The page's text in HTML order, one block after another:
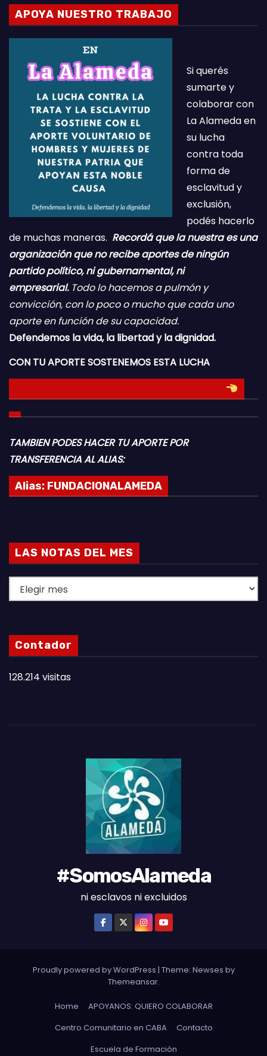
APOYA NUESTRO TRABAJO
Si querés
sumarte y
colaborar con
La Alameda en
su lucha
contra toda
forma de
esclavitud y
exclusión,
podés hacerlo
de muchas maneras. Recordá que la nuestra es una
organización que no recibe aportes de ningún
partido político, ni gubernamental, ni
empresarial.Todo lo hacemos a pulmón y
convicción, con lo poco o mucho que cada uno
aporte en función de su capacidad.
Defendemos la vida, la libertad y la dignidad.
CON TU APORTE SOSTENEMOS ESTA LUCHA
TAMBIEN PODES HACER TU APORTE POR
TRANSFERENCIA AL ALIAS:
Alias: FUNDACIONALAMEDA
LAS NOTAS DEL MES
A
N
O
A
Contador
128.214 visitas
#SomosAlameda
ni esclavos ni excluidos
Proudly powered by WordPress | Theme: Newses by
Themeansar.
Home
APOYANOS: QUIERO COLABORAR
Centro Comunitario en CABA
Contacto
Escuela de Formación